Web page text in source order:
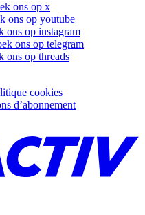
ons op x
ons op youtube
ons op instagram
ons op telegram
ons op threads
cookies
d’abonnement